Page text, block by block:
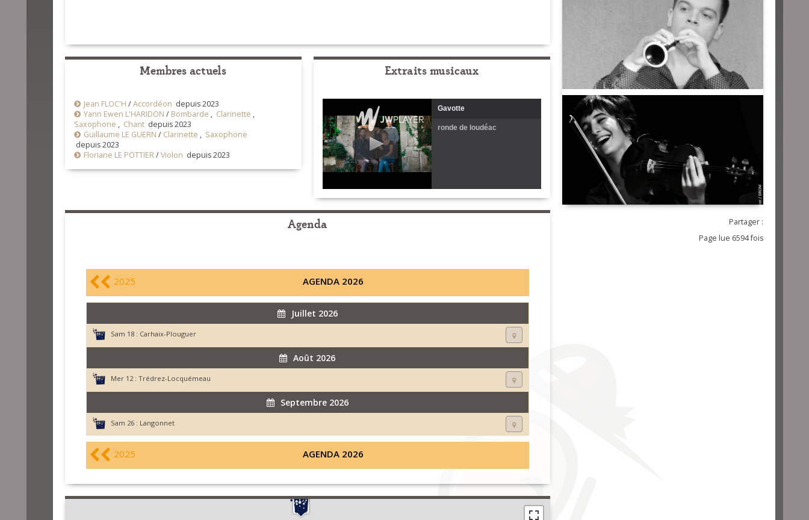
Membres actuels
Jean FLOC'H /Accordéon depuis 2023
Yann Ewen L'HARIDON / Bombarde , Clarinette ,
Saxophone , Chantdepuis 2023
Guillaume LE GUERN / Clarinette , Saxophone
depuis 2023
Floriane LE POTTIER/Violon depuis 2023
Extraits musicaux
Gavotte
ronde de loudéac
Agenda
2025 AGENDA 2026
Juillet 2026
Sam 18 : Carhaix-Plouguer
Août 2026
Mer 12 : Trédrez-Locquémeau
Septembre 2026
Sam 26 : Langonnet
2025 AGENDA 2026
Partager :
Page lue 6594 fois